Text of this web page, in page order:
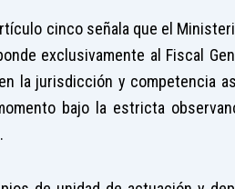
cinco señala que el
exclusivamente al Fiscal
la jurisdicción y competencia
bajo la estricta